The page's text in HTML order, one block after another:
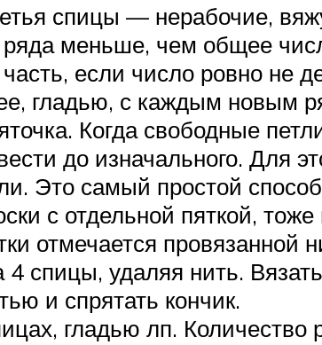
спицы — нерабочие,
меньше, чем общее
если число ровно не
гладью, с каждым новым
Когда свободные
до изначального. Для
Это самый простой
с отдельной пяткой,
отмечается провязанной
спицы, удаляя нить.
и спрятать кончик.
гладью лп.